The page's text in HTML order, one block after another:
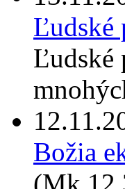
Ľudské
Ľudské
Božia
(Mk